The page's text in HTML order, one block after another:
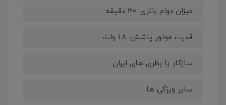
میزان دوام باتری: 30 دقیقه
قدرت موتور پاشش: 1.8 وات
سازگار با بطری های ایران
سایر ویژگی ها